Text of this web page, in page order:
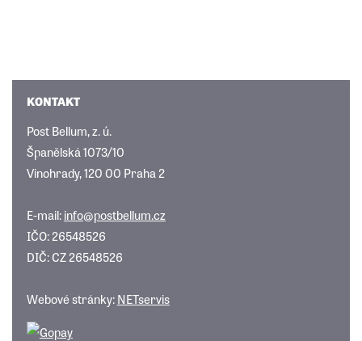
KONTAKT
Post Bellum, z. ú.
Španělská 1073/10
Vinohrady, 120 00 Praha 2
E-mail:info@postbellum.cz
IČO: 26548526
DIČ: CZ 26548526
Webové stránky:NETservis